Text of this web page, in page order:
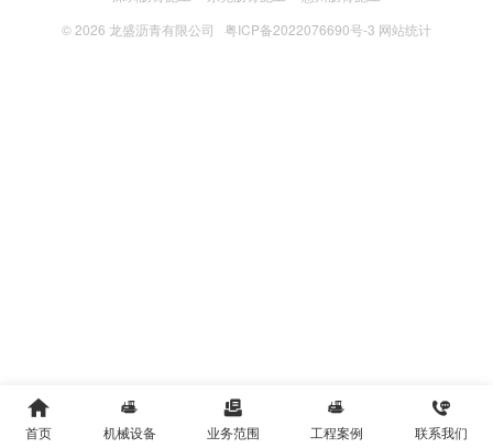
© 2026 龙盛沥青有限公司 粤ICP备2022076690号-3 网站统计

首页

机械设备

业务范围

工程案例

联系我们